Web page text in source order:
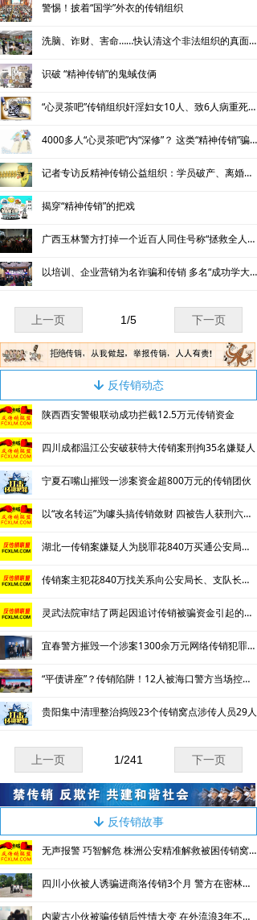
警惕！披着“国学”外衣的传销组织
洗脑、诈财、害命……快认清这个非法组织的真面目
识破 “精神传销”的鬼蜮伎俩
“心灵茶吧”传销组织奸淫妇女10人、致6人病重死亡
4000多人“心灵茶吧”内“深修”？ 这类“精神传销”骗财骗色害命
记者专访反精神传销公益组织：学员破产、离婚的数以百计
揭穿“精神传销”的把戏
广西玉林警方打掉一个近百人同住号称“拯救全人类”的传销窝点
以培训、企业营销为名诈骗和传销 多名“成功学大师”落网
上一页 下一页
1/5
녓 反传销动态
陕西西安警银联动成功拦截12.5万元传销资金
四川成都温江公安破获特大传销案刑拘35名嫌疑人
宁夏石嘴山摧毁一涉案资金超800万元的传销团伙
以“改名转运”为噱头搞传销敛财 四被告人获刑六年并处罚金
湖北一传销案嫌疑人为脱罪花840万买通公安局长等人
传销案主犯花840万找关系向公安局长、支队长、大队长行贿
灵武法院审结了两起因追讨传销被骗资金引起的非法拘禁案件
宜春警方摧毁一个涉案1300余万元网络传销犯罪团伙
“平债讲座”？传销陷阱！12人被海口警方当场控制……
贵阳集中清理整治捣毁23个传销窝点涉传人员29人
上一页 下一页
1/241
녓 反传销故事
无声报警 巧智解危 株洲公安精准解救被困传销窝点人员
四川小伙被人诱骗进商洛传销3个月 警方在密林山间将其解救
内蒙古小伙被骗传销后性情大变 在外流浪3年不愿回家